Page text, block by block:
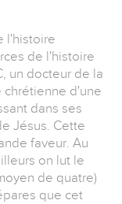
l'histoire
de l'histoire
un docteur de la
chrétienne d'une
dans ses
Jésus. Cette
faveur. Au
on lut le
de quatre)
que cet